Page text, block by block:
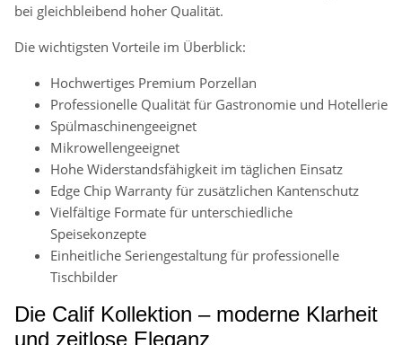
bei gleichbleibend hoher Qualität.
Die wichtigsten Vorteile im Überblick:
Hochwertiges Premium Porzellan
Professionelle Qualität für Gastronomie und Hotellerie
Spülmaschinengeeignet
Mikrowellengeeignet
Hohe Widerstandsfähigkeit im täglichen Einsatz
Edge Chip Warranty für zusätzlichen Kantenschutz
Vielfältige Formate für unterschiedliche
Speisekonzepte
Einheitliche Seriengestaltung für professionelle
Tischbilder
Die Calif Kollektion – moderne Klarheit
und zeitlose Eleganz